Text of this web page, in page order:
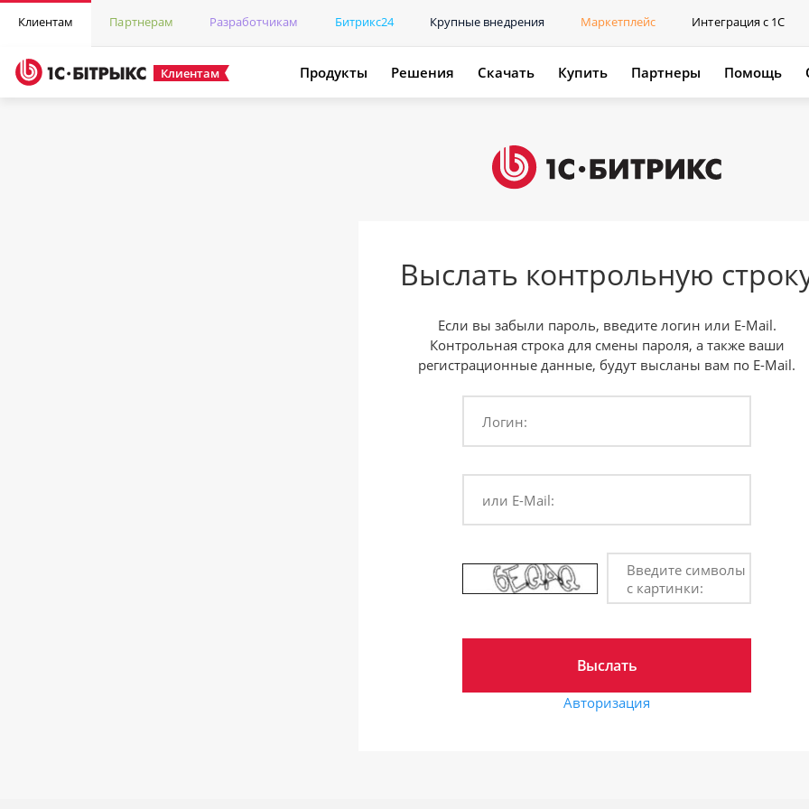
Клиентам Партнерам Разработчикам Битрикс24 Крупные внедрения Маркетплейс Интеграция с 1С
Клиентам Продукты Решения Скачать Купить Партнеры Помощь
Выслать контрольную
Если вы забыли пароль, введите логин или E-Mail.
Контрольная строка для смены пароля, а также ваши
регистрационные данные, будут высланы вам по E-Mail.
Логин:
или E-Mail:
Введите символы
с картинки:
Авторизация